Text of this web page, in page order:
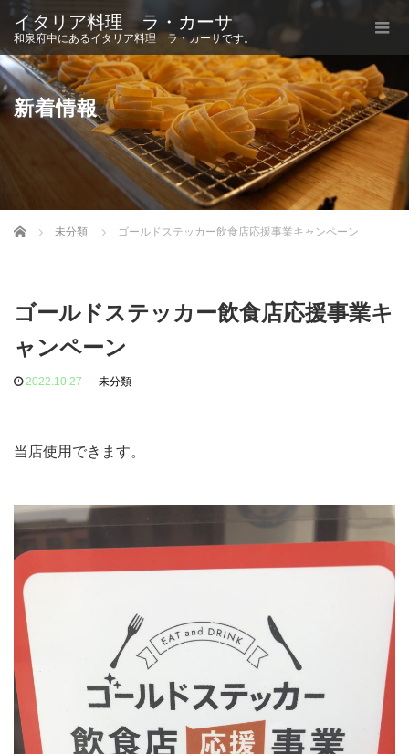
イタリア料理 ラ・カーサ
和泉府中にあるイタリア料理 ラ・カーサです。
新着情報
Home 未分類 ゴールドステッカー飲食店応援事業キャンペーン
ゴールドステッカー飲食店応援事業キ
ャンペーン
2022.10.27 未分類
当店使用できます。